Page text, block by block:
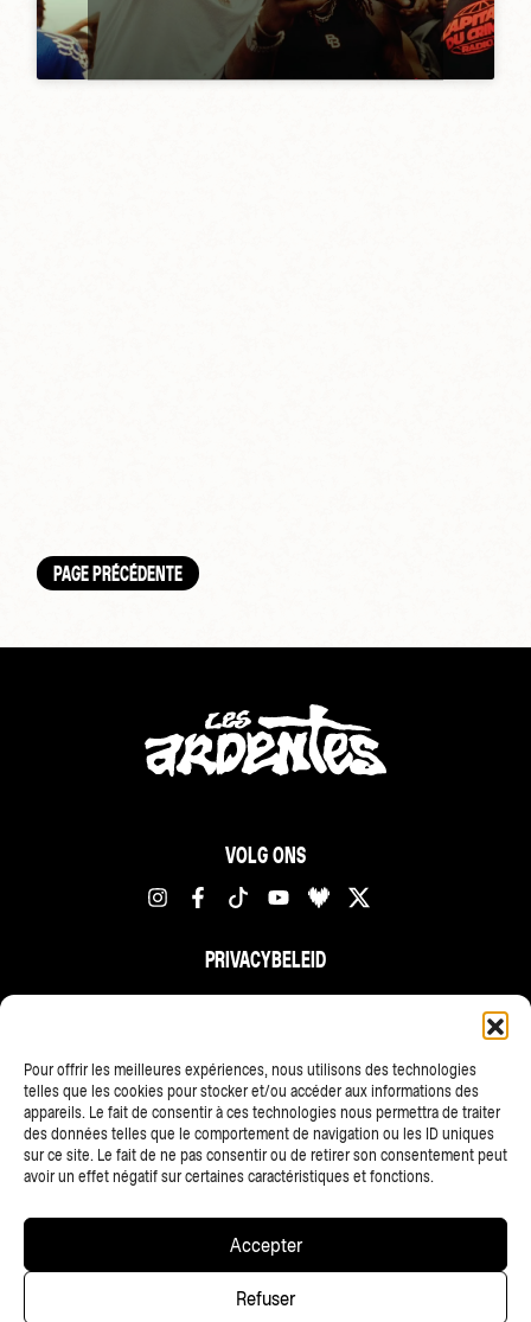
Pour offrir les meilleures expériences, nous utilisons des technologies
telles que les cookies pour stocker et/ou accéder aux informations des
appareils. Le fait de consentir à ces technologies nous permettra de traiter
des données telles que le comportement de navigation ou les ID uniques
sur ce site. Le fait de ne pas consentir ou de retirer son consentement peut
avoir un effet négatif sur certaines caractéristiques et fonctions.
Accepter
Refuser
PAGE PRÉCÉDENTE
VOLG ONS
PRIVACYBELEID
reserved • Website